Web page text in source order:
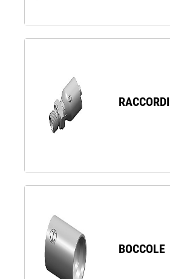
RACCORDI
BOCCOLE